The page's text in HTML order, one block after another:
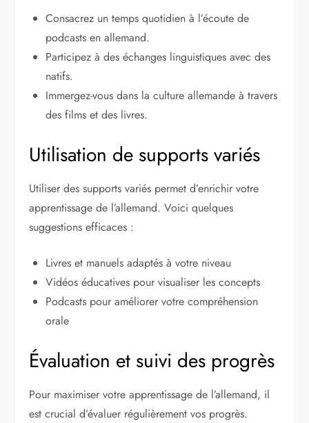
Consacrez un temps quotidien à l’écoute de
podcasts en allemand.
Participez à des échanges linguistiques avec des
natifs.
Immergez-vous dans la culture allemande à travers
des films et des livres.
Utilisation de supports variés
Utiliser des supports variés permet d’enrichir votre
apprentissage de l’allemand. Voici quelques
suggestions efficaces :
Livres et manuels adaptés à votre niveau
Vidéos éducatives pour visualiser les concepts
Podcasts pour améliorer votre compréhension
orale
Évaluation et suivi des progrès
Pour maximiser votre apprentissage de l’allemand, il
est crucial d’évaluer régulièrement vos progrès.